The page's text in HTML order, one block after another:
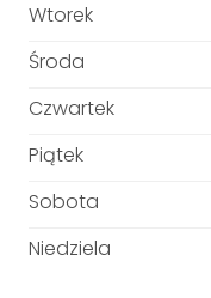
Wtorek
Środa
Czwartek
Piątek
Sobota
Niedziela